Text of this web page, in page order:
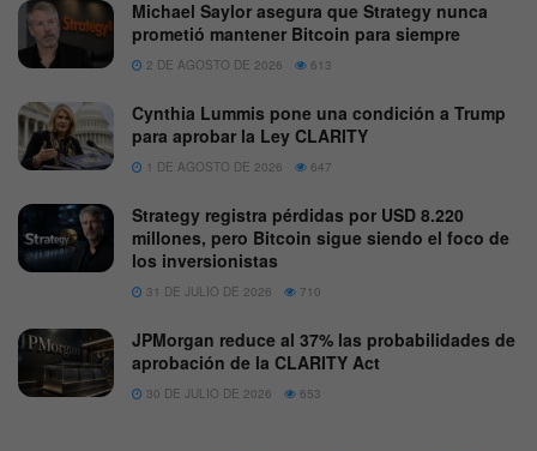
Michael Saylor asegura que Strategy nunca
prometió mantener Bitcoin para siempre
2 DE AGOSTO DE 2026 613
Cynthia Lummis pone una condición a Trump
para aprobar la Ley CLARITY
1 DE AGOSTO DE 2026 647
Strategy registra pérdidas por USD 8.220
millones, pero Bitcoin sigue siendo el foco de
los inversionistas
31 DE JULIO DE 2026 710
JPMorgan reduce al 37% las probabilidades de
aprobación de la CLARITY Act
30 DE JULIO DE 2026 653